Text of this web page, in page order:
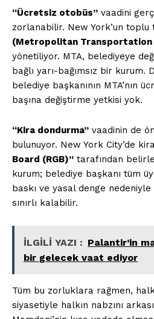
ÖZEL
PLANLARI
“Ücretsiz otobüs” vaadini
zorlanabilir. New York’un toplu
(Metropolitan
yönetiliyor. MTA, belediyeye
bağlı yarı-bağımsız bir kurum.
belediye başkanının MTA’nın
başına değiştirme yetkisi yok.
“Kira dondurma” vaadinin de
bulunuyor. New York City’de
Board (RGB)” tarafından
kurum; belediye başkanı tüm
baskı ve yasal denge
sınırlı kalabilir.
İLGİLİ YAZI : Palantir’in
bir gelecek vaat ediyor
Tüm bu zorluklara rağmen,
siyasetiyle halkın nabzını